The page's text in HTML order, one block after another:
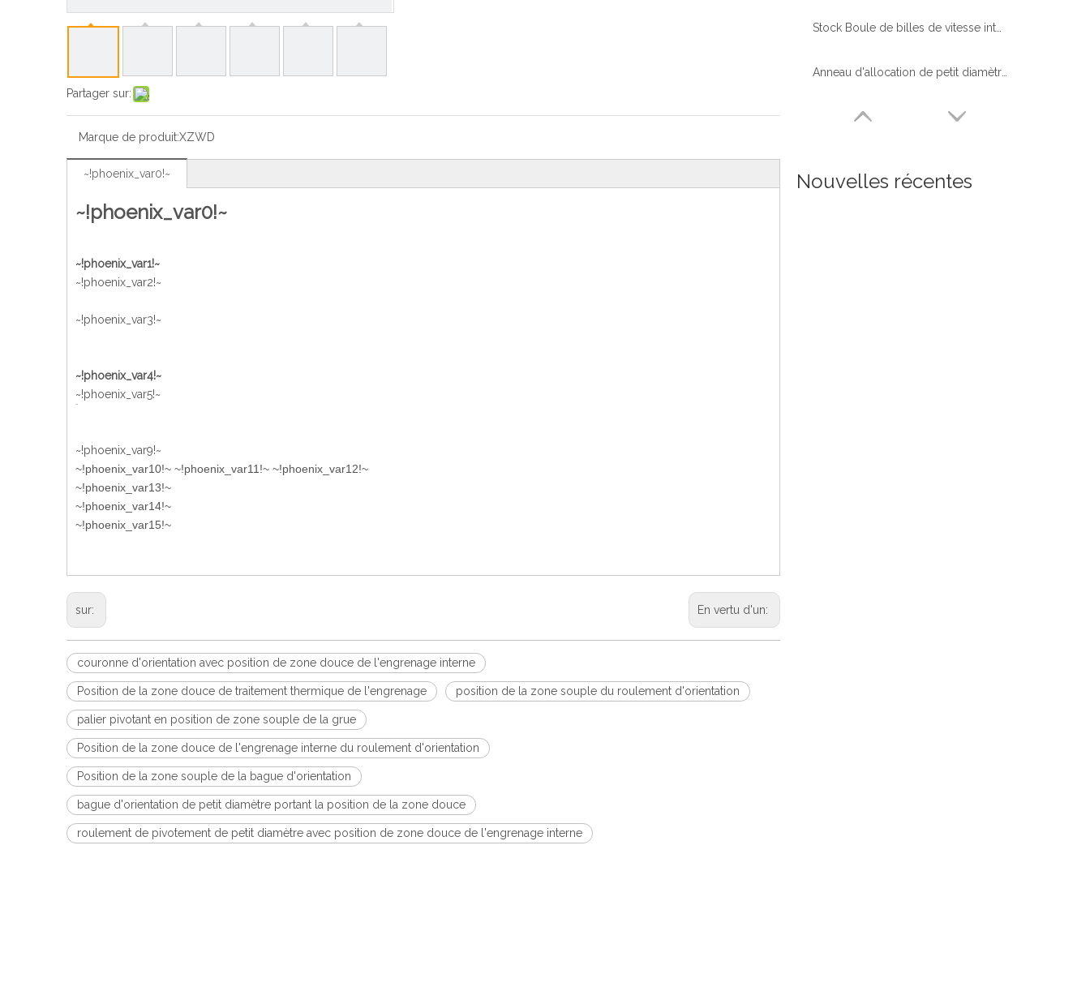
Partager sur:
Marque de produit:XZWD
~!phoenix_var0!~
~!phoenix_var0!~
~!phoenix_var1!~
~!phoenix_var2!~
~!phoenix_var3!~
~!phoenix_var4!~
~!phoenix_var5!~
~!phoenix_var9!~
~!phoenix_var10!~ ~!phoenix_var11!~ ~!phoenix_var12!~
~!phoenix_var13!~
~!phoenix_var14!~
~!phoenix_var15!~
sur: En vertu d'un:
couronne d'orientation avec position de zone douce de l'engrenage interne
Position de la zone douce de traitement thermique de l'engrenage position de la zone souple du roulement d'orientation
palier pivotant en position de zone souple de la grue
Position de la zone douce de l'engrenage interne du roulement d'orientation
Position de la zone souple de la bague d'orientation
bague d'orientation de petit diamètre portant la position de la zone douce
roulement de pivotement de petit diamètre avec position de zone douce de l'engrenage interne
Nouvelles récentes